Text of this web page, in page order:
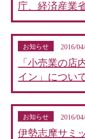
庁、経済産業省
お知らせ 2016/
「小売業の店
イン」につい
お知らせ 2016/
伊勢志摩サミ